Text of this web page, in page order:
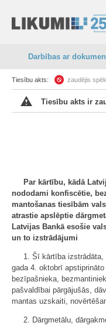
Darbības ar
Tiesību akts: zaudējis
Tiesību akts ir
Par kārtību, kādā
nododami konfiscētie,
mantošanas tiesībām
atrastie apslēptie
Latvijas Bankā esošie
un to izstrādājumi
1. Šī kārtība izstrādāta,
gada 4. oktobrī
bezīpašnieka,
pašvaldībai pārgājušās,
mantas uzskaiti,
2. Dārgmetālu,